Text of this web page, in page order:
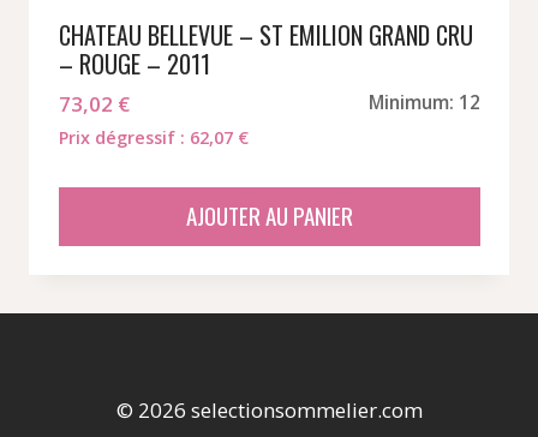
CHATEAU BELLEVUE – ST EMILION GRAND CRU
– ROUGE – 2011
73,02 € Minimum: 12
Prix dégressif : 62,07 €
AJOUTER AU PANIER
© 2026 selectionsommelier.com